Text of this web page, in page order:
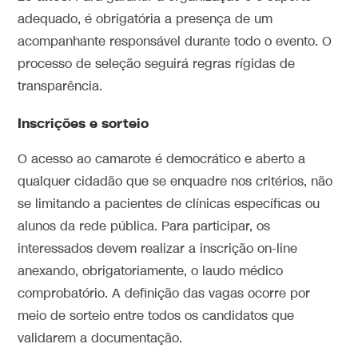
adequado, é obrigatória a presença de um
acompanhante responsável durante todo o evento. O
processo de seleção seguirá regras rígidas de
transparência.
Inscrições e sorteio
O acesso ao camarote é democrático e aberto a
qualquer cidadão que se enquadre nos critérios, não
se limitando a pacientes de clínicas específicas ou
alunos da rede pública. Para participar, os
interessados devem realizar a inscrição on-line
anexando, obrigatoriamente, o laudo médico
comprobatório. A definição das vagas ocorre por
meio de sorteio entre todos os candidatos que
validarem a documentação.